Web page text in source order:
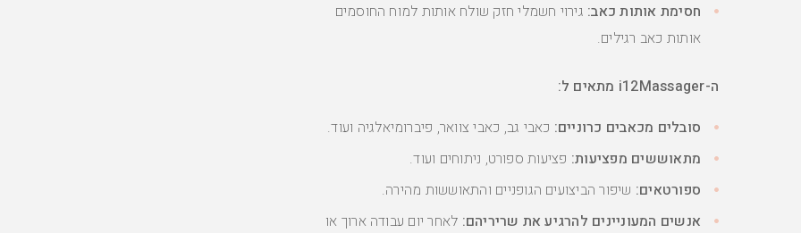
חסימת אותות כאב: גירוי חשמלי חזק שולח אותות למוח החוסמים
אותות כאב רגילים.
ה-i12Massager מתאים ל:
סובלים מכאבים כרוניים: כאבי גב, כאבי צוואר, פיברומיאלגיה ועוד.
מתאוששים מפציעות: פציעות ספורט, ניתוחים ועוד.
ספורטאים: שיפור הביצועים הגופניים והתאוששות מהירה.
אנשים המעוניינים להרגיע את שריריהם: לאחר יום עבודה ארוך או